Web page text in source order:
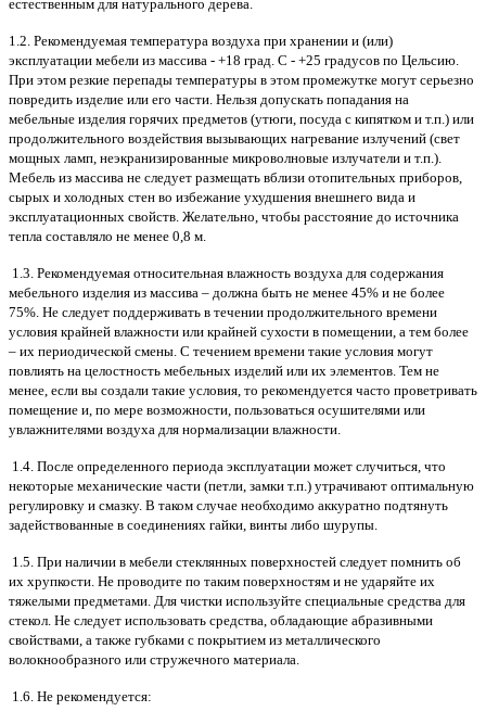
естественным для натурального дерева.
1.2. Рекомендуемая температура воздуха при хранении и (или)
эксплуатации мебели из массива - +18 град. С - +25 градусов по Цельсию.
При этом резкие перепады температуры в этом промежутке могут серьезно
повредить изделие или его части. Нельзя допускать попадания на
мебельные изделия горячих предметов (утюги, посуда с кипятком и т.п.) или
продолжительного воздействия вызывающих нагревание излучений (свет
мощных ламп, неэкранизированные микроволновые излучатели и т.п.).
Мебель из массива не следует размещать вблизи отопительных приборов,
сырых и холодных стен во избежание ухудшения внешнего вида и
эксплуатационных свойств. Желательно, чтобы расстояние до источника
тепла составляло не менее 0,8 м.
1.3. Рекомендуемая относительная влажность воздуха для содержания
мебельного изделия из массива – должна быть не менее 45% и не более
75%. Не следует поддерживать в течении продолжительного времени
условия крайней влажности или крайней сухости в помещении, а тем более
– их периодической смены. С течением времени такие условия могут
повлиять на целостность мебельных изделий или их элементов. Тем не
менее, если вы создали такие условия, то рекомендуется часто проветривать
помещение и, по мере возможности, пользоваться осушителями или
увлажнителями воздуха для нормализации влажности.
1.4. После определенного периода эксплуатации может случиться, что
некоторые механические части (петли, замки т.п.) утрачивают оптимальную
регулировку и смазку. В таком случае необходимо аккуратно подтянуть
задействованные в соединениях гайки, винты либо шурупы.
1.5. При наличии в мебели стеклянных поверхностей следует помнить об
их хрупкости. Не проводите по таким поверхностям и не ударяйте их
тяжелыми предметами. Для чистки используйте специальные средства для
стекол. Не следует использовать средства, обладающие абразивными
свойствами, а также губками с покрытием из металлического
волокнообразного или стружечного материала.
1.6. Не рекомендуется: